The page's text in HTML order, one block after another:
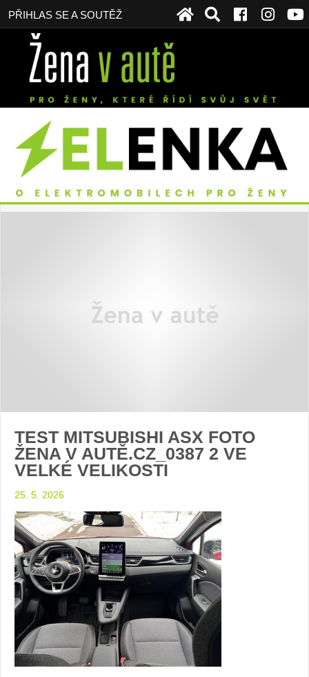
PŘIHLAS SE A SOUTĚŽ
TEST MITSUBISHI ASX FOTO
ŽENA V AUTĚ.CZ_0387 2 VE
VELKÉ VELIKOSTI
25. 5. 2026